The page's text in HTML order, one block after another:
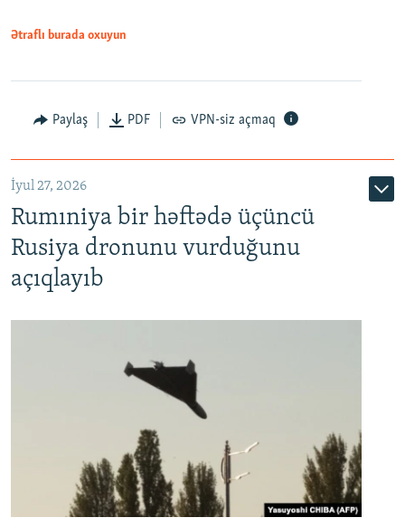
Ətraflı burada oxuyun
Paylaş PDF VPN-siz açmaq
İyul 27, 2026
Rumıniya bir həftədə üçüncü
Rusiya dronunu vurduğunu
açıqlayıb